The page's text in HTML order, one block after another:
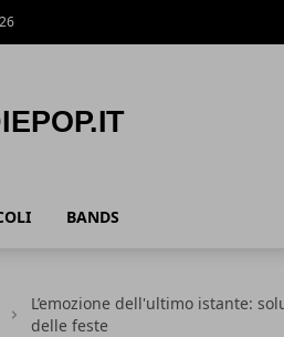
BANDS
L’emozione dell'ultimo istante:
delle feste